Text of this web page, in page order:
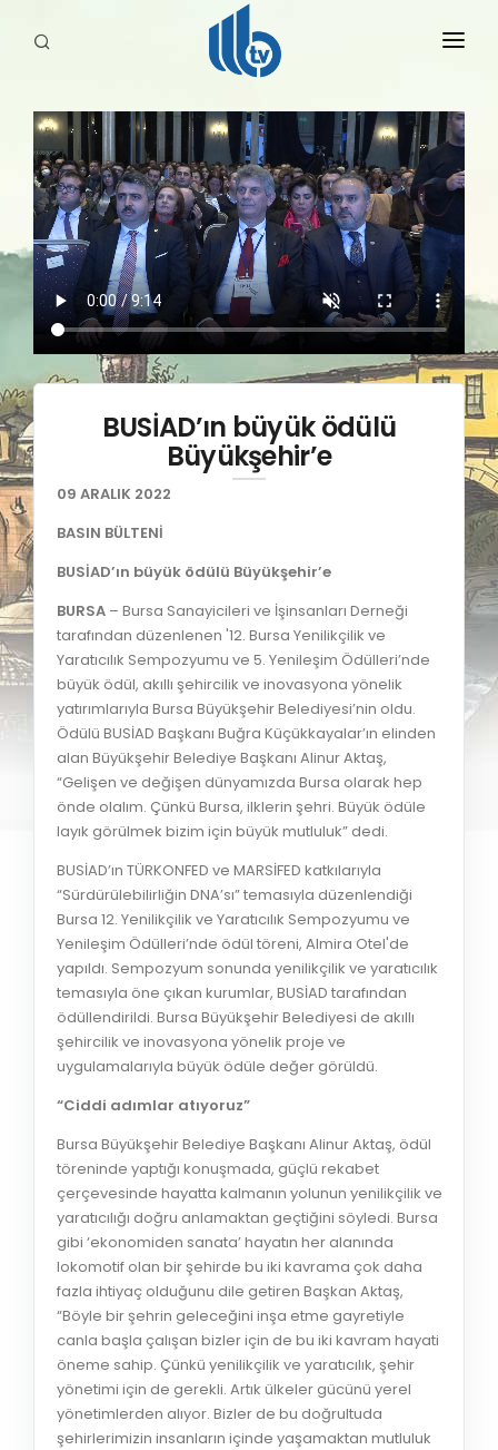
HABERLER
YAYINLARIMIZ
BUSİAD’ın büyük ödülü
Büyükşehir’e
09 ARALIK 2022
BASIN BÜLTENİ
BUSİAD’ın büyük ödülü Büyükşehir’e
BURSA– Bursa Sanayicileri ve İşinsanları Derneği
tarafından düzenlenen '12. Bursa Yenilikçilik ve
Yaratıcılık Sempozyumu ve 5. Yenileşim Ödülleri’nde
büyük ödül, akıllı şehircilik ve inovasyona yönelik
yatırımlarıyla Bursa Büyükşehir Belediyesi’nin oldu.
Ödülü BUSİAD Başkanı Buğra Küçükkayalar’ın elinden
alan Büyükşehir Belediye Başkanı Alinur Aktaş,
“Gelişen ve değişen dünyamızda Bursa olarak hep
önde olalım. Çünkü Bursa, ilklerin şehri. Büyük ödüle
layık görülmek bizim için büyük mutluluk” dedi.
BUSİAD’ın TÜRKONFED ve MARSİFED katkılarıyla
“Sürdürülebilirliğin DNA’sı” temasıyla düzenlendiği
Bursa 12. Yenilikçilik ve Yaratıcılık Sempozyumu ve
Yenileşim Ödülleri’nde ödül töreni, Almira Otel'de
yapıldı. Sempozyum sonunda yenilikçilik ve yaratıcılık
temasıyla öne çıkan kurumlar, BUSİAD tarafından
ödüllendirildi. Bursa Büyükşehir Belediyesi de akıllı
şehircilik ve inovasyona yönelik proje ve
uygulamalarıyla büyük ödüle değer görüldü.
“Ciddi adımlar atıyoruz”
Bursa Büyükşehir Belediye Başkanı Alinur Aktaş, ödül
töreninde yaptığı konuşmada, güçlü rekabet
çerçevesinde hayatta kalmanın yolunun yenilikçilik ve
yaratıcılığı doğru anlamaktan geçtiğini söyledi. Bursa
gibi ‘ekonomiden sanata’ hayatın her alanında
lokomotif olan bir şehirde bu iki kavrama çok daha
fazla ihtiyaç olduğunu dile getiren Başkan Aktaş,
“Böyle bir şehrin geleceğini inşa etme gayretiyle
canla başla çalışan bizler için de bu iki kavram hayati
öneme sahip. Çünkü yenilikçilik ve yaratıcılık, şehir
yönetimi için de gerekli. Artık ülkeler gücünü yerel
yönetimlerden alıyor. Bizler de bu doğrultuda
şehirlerimizin insanların içinde yaşamaktan mutluluk